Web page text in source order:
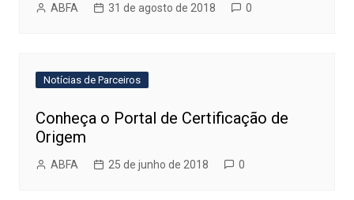
ABFA 31 de agosto de 2018 0
Notícias de Parceiros
Conheça o Portal de Certificação de
Origem
ABFA 25 de junho de 2018 0